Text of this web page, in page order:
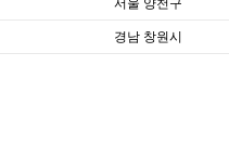
서울 양천구
경남 창원시